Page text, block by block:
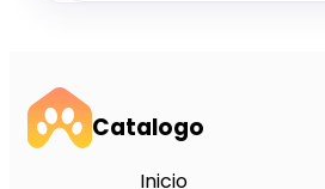
Catalogo
Inicio